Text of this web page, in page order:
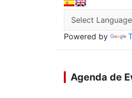
Powered by
Agenda de